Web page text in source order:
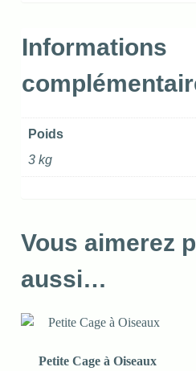
Informations
Poids
3 kg
Vous aimerez
aussi…
Petite Cage à Oiseaux